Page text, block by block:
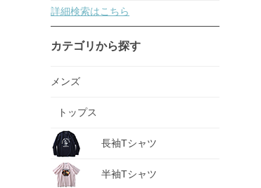
詳細検索はこちら
カテゴリから探す
メンズ
トップス
長袖Tシャツ
半袖Tシャツ